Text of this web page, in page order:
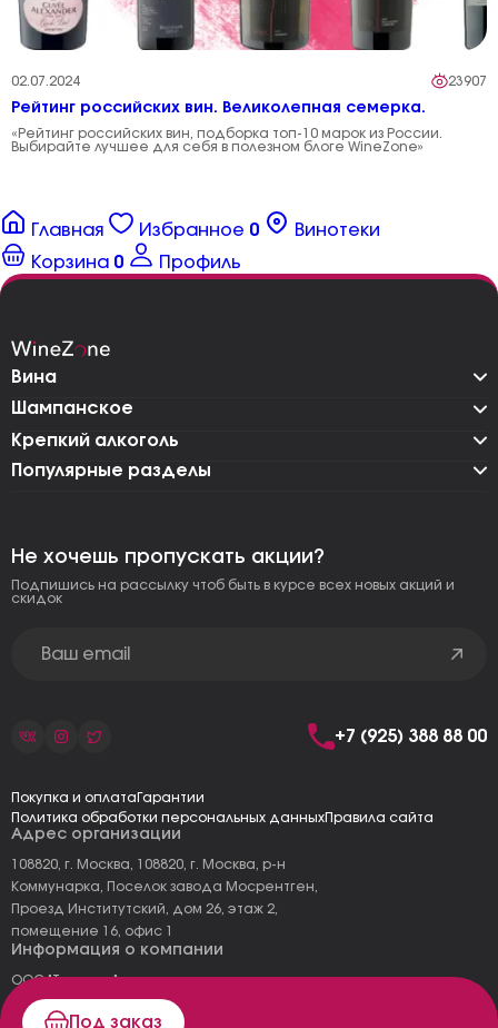
Под заказ
02.07.2024 23907
Рейтинг российских вин. Великолепная семерка.
«Рейтинг российских вин, подборка топ-10 марок из России.
Выбирайте лучшее для себя в полезном блоге WineZone»
Главная Избранное 0
Винотеки
Корзина 0 Профиль
Вина
Шампанское
Крепкий алкоголь
Популярные разделы
Адрес организации
108820, г. Москва, 108820, г. Москва, р-н
Коммунарка, Поселок завода Мосрентген,
Проезд Институтский, дом 26, этаж 2,
помещение 16, офис 1
Информация о компании
ООО "Тоскана"
ИНН: 7727177973
КПП: 775101001
Не хочешь пропускать акции?
Подпишись на рассылку чтоб быть в курсе всех новых акций и
скидок
+7 (925) 388 88 00
Покупка и оплата Гарантии
Политика обработки персональных данныхПравила сайта